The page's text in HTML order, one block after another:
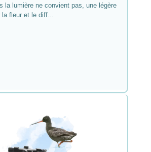
la lumière ne convient pas, une légère
fleur et le diff...